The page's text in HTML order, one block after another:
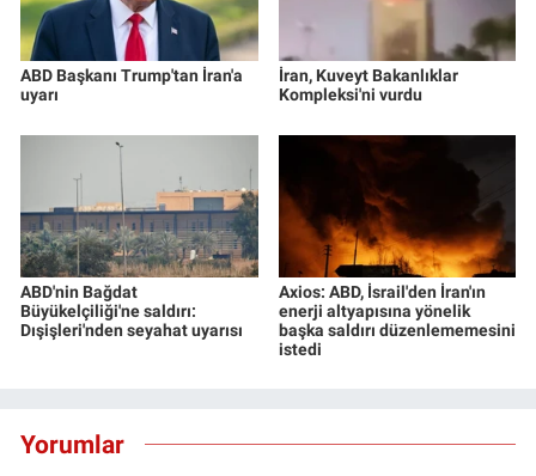
ABD Başkanı Trump'tan İran'a
uyarı
İran, Kuveyt Bakanlıklar
Kompleksi'ni vurdu
ABD'nin Bağdat
Büyükelçiliği'ne saldırı:
Dışişleri'nden seyahat uyarısı
Axios: ABD, İsrail'den İran'ın
enerji altyapısına yönelik
başka saldırı düzenlememesini
istedi
Yorumlar